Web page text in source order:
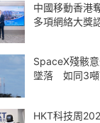
中國移動香港
多項網絡大獎
SpaceX殘骸
墜落 如同3噸
HKT科技周